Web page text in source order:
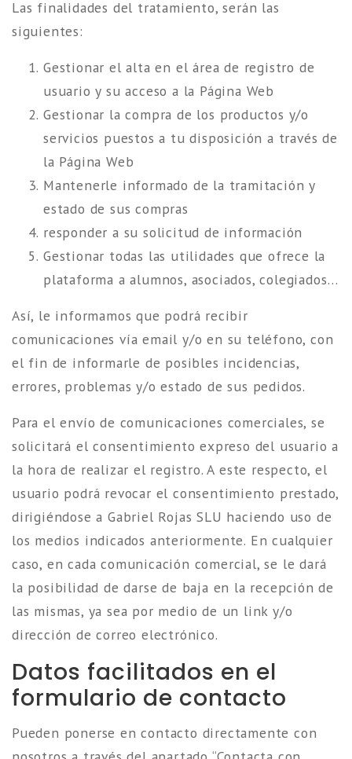
Las finalidades del tratamiento, serán las
siguientes:
Gestionar el alta en el área de registro de
usuario y su acceso a la Página Web
Gestionar la compra de los productos y/o
servicios puestos a tu disposición a través de
la Página Web
Mantenerle informado de la tramitación y
estado de sus compras
responder a su solicitud de información
Gestionar todas las utilidades que ofrece la
plataforma a alumnos, asociados, colegiados…
Así, le informamos que podrá recibir
comunicaciones vía email y/o en su teléfono, con
el fin de informarle de posibles incidencias,
errores, problemas y/o estado de sus pedidos.
Para el envío de comunicaciones comerciales, se
solicitará el consentimiento expreso del usuario a
la hora de realizar el registro. A este respecto, el
usuario podrá revocar el consentimiento prestado,
dirigiéndose a Gabriel Rojas SLU haciendo uso de
los medios indicados anteriormente. En cualquier
caso, en cada comunicación comercial, se le dará
la posibilidad de darse de baja en la recepción de
las mismas, ya sea por medio de un link y/o
dirección de correo electrónico.
Datos facilitados en el
formulario de contacto
Pueden ponerse en contacto directamente con